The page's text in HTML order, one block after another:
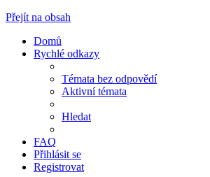
Přejít na obsah
Domů
Rychlé odkazy
Témata bez odpovědí
Aktivní témata
Hledat
FAQ
Přihlásit se
Registrovat